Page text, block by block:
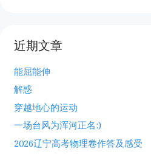
近期文章
能屈能伸
解惑
穿越地心的运动
一场台风为浑河正名:)
2026辽宁高考物理卷作答及感受